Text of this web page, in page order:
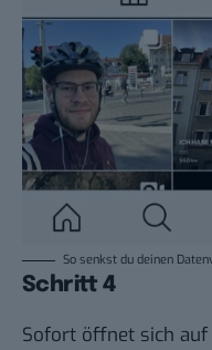
So senkst du deinen
Schritt 4
Sofort öffnet sich auf